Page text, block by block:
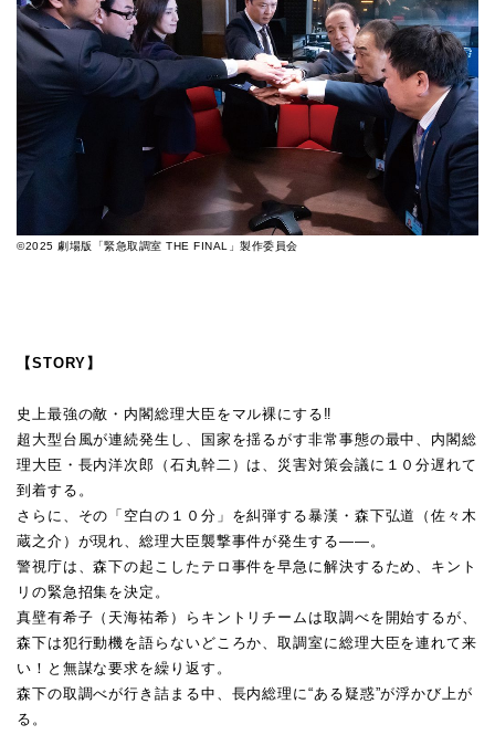
©2025 劇場版「緊急取調室 THE FINAL」製作委員会
【STORY】
史上最強の敵・内閣総理大臣をマル裸にする‼
超大型台風が連続発生し、国家を揺るがす非常事態の最中、内閣総
理大臣・長内洋次郎（石丸幹二）は、災害対策会議に１０分遅れて
到着する。
さらに、その「空白の１０分」を糾弾する暴漢・森下弘道（佐々木
蔵之介）が現れ、総理大臣襲撃事件が発生する——。
警視庁は、森下の起こしたテロ事件を早急に解決するため、キント
リの緊急招集を決定。
真壁有希子（天海祐希）らキントリチームは取調べを開始するが、
森下は犯行動機を語らないどころか、取調室に総理大臣を連れて来
い！と無謀な要求を繰り返す。
森下の取調べが行き詰まる中、長内総理に“ある疑惑”が浮かび上が
る。